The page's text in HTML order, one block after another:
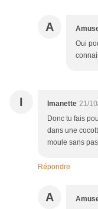
A
Oui
I Imanette 21/
Donc tu fais
dans une
moule sans
Répondre
A